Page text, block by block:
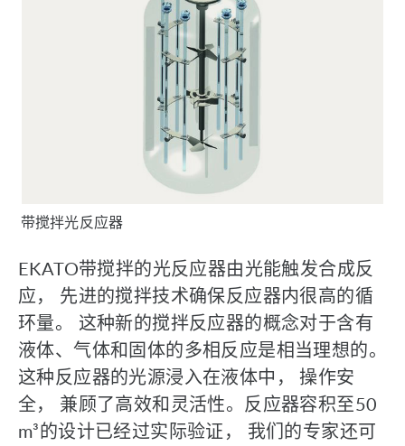
带搅拌光反应器
EKATO带搅拌的光反应器由光能触发合成反
应， 先进的搅拌技术确保反应器内很高的循
环量。 这种新的搅拌反应器的概念对于含有
液体、气体和固体的多相反应是相当理想的。
这种反应器的光源浸入在液体中， 操作安
全， 兼顾了高效和灵活性。反应器容积至50
m³的设计已经过实际验证， 我们的专家还可